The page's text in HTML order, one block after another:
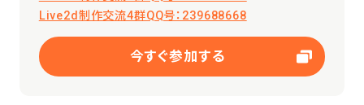
Live2d制作交流4群QQ号：239688668
今すぐ参加する